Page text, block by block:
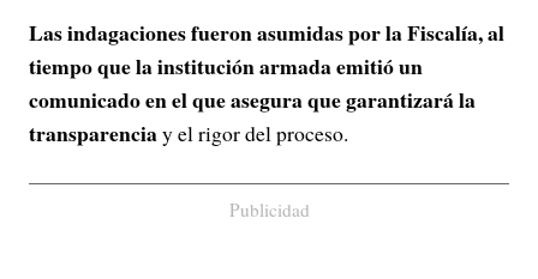
Las indagaciones fueron asumidas por la Fiscalía, al
tiempo que la institución armada emitió un
comunicado en el que asegura que garantizará la
transparenciay el rigor del proceso.
Publicidad